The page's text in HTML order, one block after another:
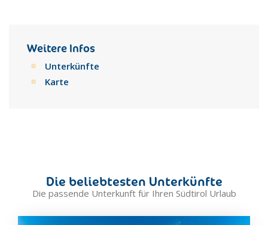
Weitere Infos
Unterkünfte
Karte
Die beliebtesten Unterkünfte
Die passende Unterkunft für Ihren Südtirol Urlaub